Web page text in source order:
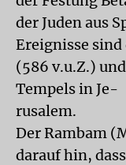
der Juden aus
Ereignisse
(586 v.u.Z.)
Tempels in Je-
rusalem.
Der Rambam
darauf hin,